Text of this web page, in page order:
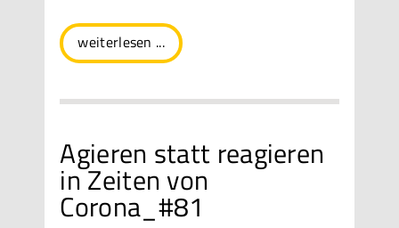
weiterlesen ...
Agieren statt reagieren
in Zeiten von
Corona_#81